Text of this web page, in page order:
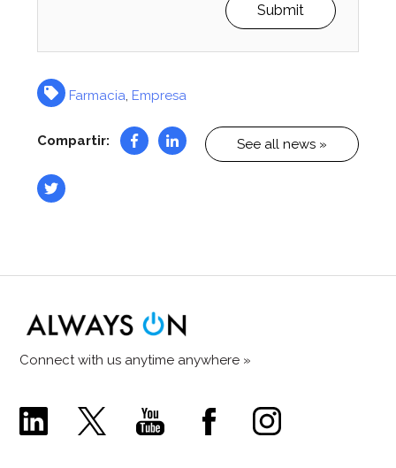
Farmacia, Empresa
See all news »
Compartir:
Connect with us anytime anywhere »
Comecer
Linkedin
Comecer
X
Comecer
Youtube
Comecer
Facebook
Comecer
Instagram